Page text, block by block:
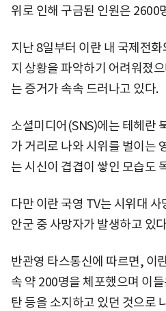
위로 인해 구금된 인원은 2600
지난 8일부터 이란 내 국제전
지 상황을 파악하기 어려워졌
는 증거가 속속 드러나고 있다.
소셜미디어(SNS)에는 테헤란
가 거리로 나와 시위를 벌이는
는 시신이 겹겹이 쌓인 모습도
다만 이란 국영 TV는 시위대
안군 중 사망자가 발생하고 있
반관영 타스통신에 따르면, 이
속 약 200명을 체포했으며 이
탄 등을 소지하고 있던 것으로